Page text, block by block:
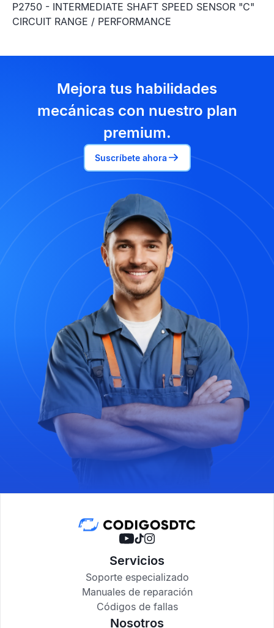
P2750 - INTERMEDIATE SHAFT SPEED SENSOR "C"
CIRCUIT RANGE / PERFORMANCE
Mejora tus habilidades
mecánicas con nuestro plan
premium.
Suscríbete ahora
Servicios
Soporte especializado
Manuales de reparación
Códigos de fallas
Nosotros